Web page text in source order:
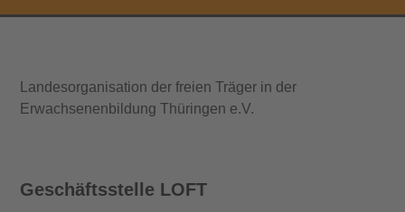
Landesorganisation der freien Träger in der
Erwachsenenbildung Thüringen e.V.
Geschäftsstelle LOFT